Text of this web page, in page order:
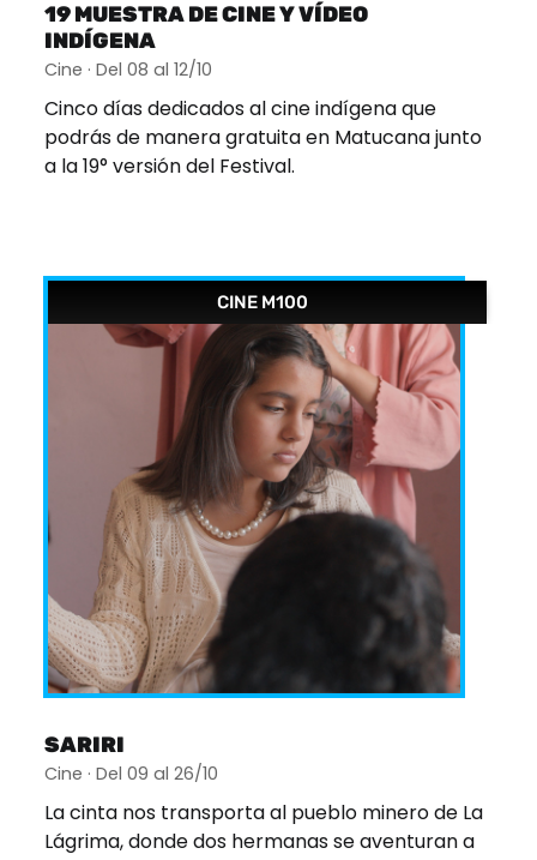
19 MUESTRA DE CINE Y VÍDEO
INDÍGENA
Cine · Del 08 al 12/10
Cinco días dedicados al cine indígena que
podrás de manera gratuita en Matucana junto
a la 19° versión del Festival.
CINE M100
SARIRI
Cine · Del 09 al 26/10
La cinta nos transporta al pueblo minero de La
Lágrima, donde dos hermanas se aventuran a